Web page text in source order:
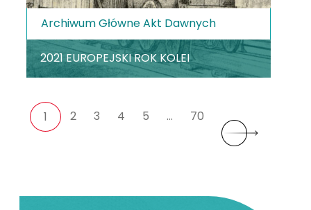
Archiwum Główne Akt Dawnych
2021 EUROPEJSKI ROK KOLEI
1 2 3 4 5 … 70